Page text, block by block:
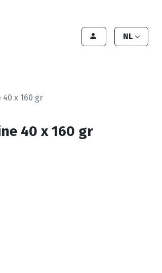
NL
40 x 160 gr
40 x 160 gr